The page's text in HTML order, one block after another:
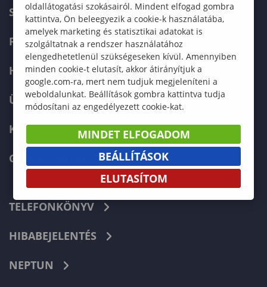
SZERVEZETI FELÉPÍTÉS
FELVÉTELIZŐKNEK
HALLGATÓKNAK
ÜZLETI PARTNEREKNEK
KARRIER
GREEN UNIVERSITY
TELEFONKÖNYV
HIBABEJELENTÉS
NEPTUN
oldallátogatási szokásairól. Mindent elfogad gombra
kattintva, Ön beleegyezik a cookie-k használatába,
amelyek marketing és statisztikai adatokat is
szolgáltatnak a rendszer használatához
elengedhetetlenül szükségeseken kívül. Amennyiben
minden cookie-t elutasít, akkor átirányítjuk a
google.com-ra, mert nem tudjuk megjeleníteni a
weboldalunkat. Beállítások gombra kattintva tudja
módosítani az engedélyezett cookie-kat.
MINDET ELFOGADOM
BEÁLLÍTÁSOK
ELUTASÍTOM